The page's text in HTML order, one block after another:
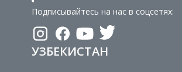
Подписывайтесь на нас в соцсетях:
УЗБЕКИСТАН